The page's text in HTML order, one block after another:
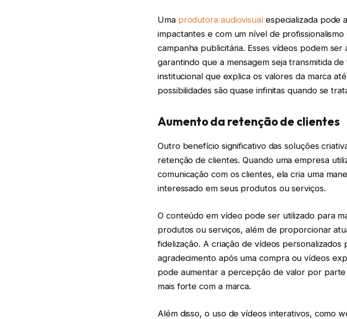
Uma produtora audiovisualespecializada pode
impactantes e com um nível de
campanha publicitária. Esses vídeos podem
garantindo que a mensagem seja transmitida
institucional que explica os valores da marca
possibilidades são quase infinitas quando se
Aumento da retenção de clientes
Outro benefício significativo das soluções
retenção de clientes. Quando uma empresa
comunicação com os clientes, ela cria uma
interessado em seus produtos ou serviços.
O conteúdo em vídeo pode ser utilizado para
produtos ou serviços, além de proporcionar
fidelização. A criação de vídeos
agradecimento após uma compra ou vídeos
pode aumentar a percepção de valor por
mais forte com a marca.
Além disso, o uso de vídeos interativos, como